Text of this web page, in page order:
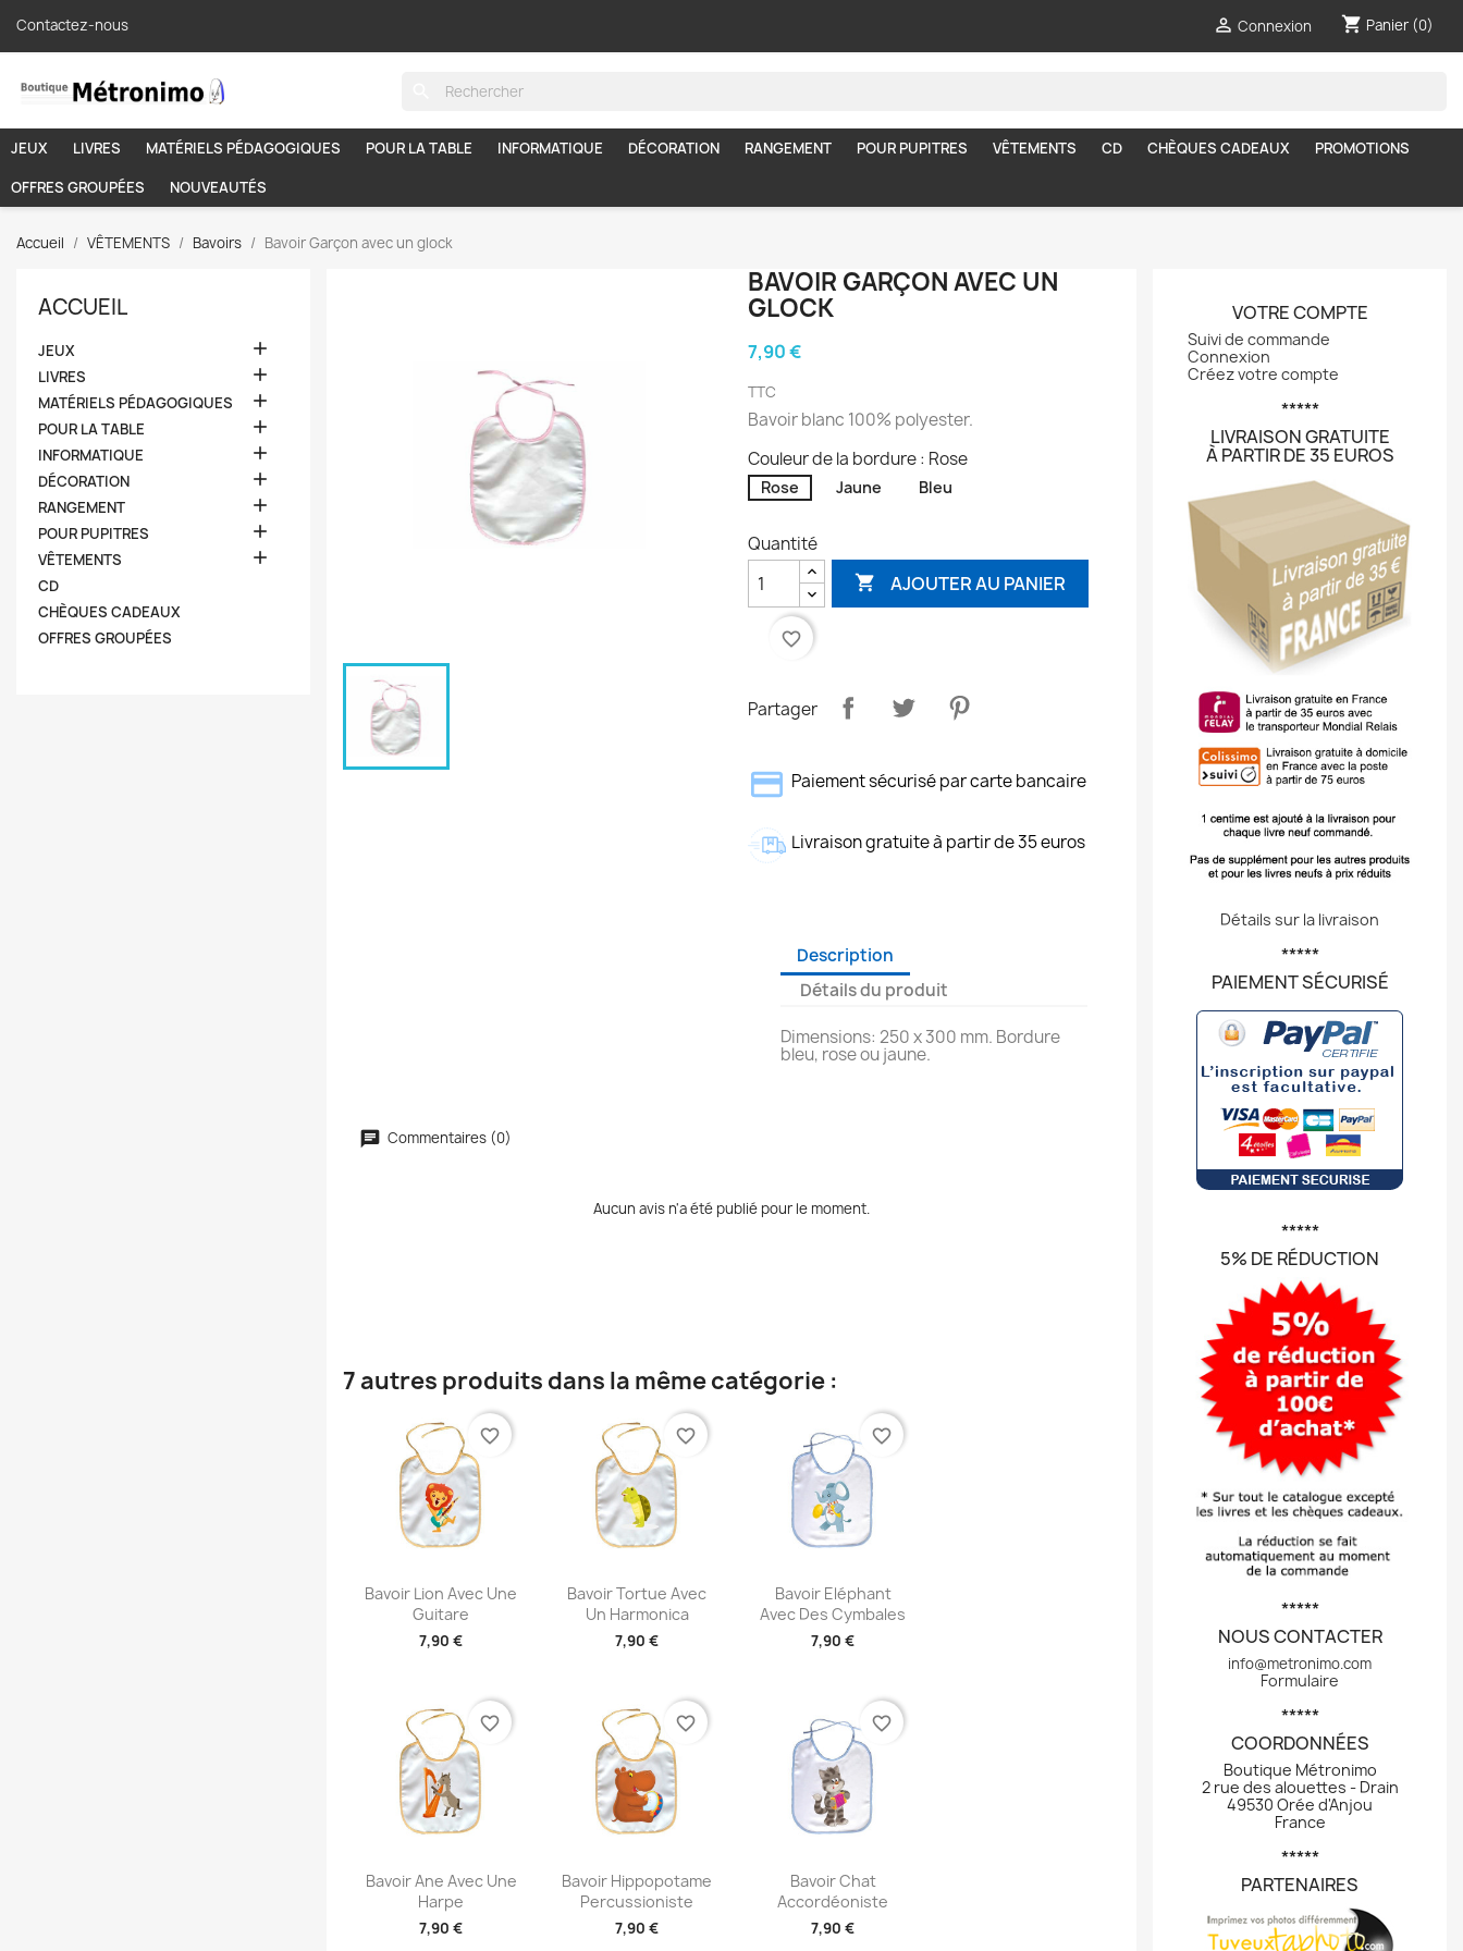
Contactez-nous  Connexion shopping_cart Panier (0)
JEUX LIVRES MATÉRIELS PÉDAGOGIQUES POUR LA TABLE INFORMATIQUE DÉCORATION RANGEMENT POUR PUPITRES VÊTEMENTS CD CHÈQUES CADEAUX
PROMOTIONS
OFFRES GROUPÉES
NOUVEAUTÉS
Accueil VÊTEMENTS Bavoirs Bavoir Garçon avec un glock
ACCUEIL
JEUX 
LIVRES 
MATÉRIELS PÉDAGOGIQUES 
POUR LA TABLE 
INFORMATIQUE 
DÉCORATION 
RANGEMENT 
POUR PUPITRES 
VÊTEMENTS 
CD
CHÈQUES CADEAUX
OFFRES GROUPÉES
BAVOIR GARÇON AVEC UN
GLOCK
7,90 €
TTC
Bavoir blanc 100% polyester.
Couleur de la bordure : Rose
Rose Jaune Bleu
Quantité
 AJOUTER AU PANIER
favorite_border
Partager
Paiement sécurisé par carte bancaire
Livraison gratuite à partir de 35 euros
Description
Détails du produit
Dimensions: 250 x 300 mm. Bordure
bleu, rose ou jaune.
Commentaires (0)
Aucun avis n'a été publié pour le moment.
7 autres produits dans la même catégorie :
Aperçu rapide
Bavoir Lion Avec Une
Guitare
7,90 €
favorite_border
Aperçu rapide
Bavoir Tortue Avec
Un Harmonica
7,90 €
favorite_border
Aperçu rapide
Bavoir Eléphant
Avec Des Cymbales
7,90 €
favorite_border
Aperçu rapide
Bavoir Ane Avec Une
Harpe
7,90 €
favorite_border
Aperçu rapide
Bavoir Hippopotame
Percussioniste
7,90 €
favorite_border
Aperçu rapide
Bavoir Chat
Accordéoniste
7,90 €
favorite_border
VOTRE COMPTE
Suivi de commande
Connexion
Créez votre compte
*****
LIVRAISON GRATUITE
À PARTIR DE 35 EUROS
Détails sur la livraison
*****
PAIEMENT SÉCURISÉ
*****
5% DE RÉDUCTION
*****
NOUS CONTACTER
info@metronimo.com
Formulaire
*****
COORDONNÉES
Boutique Métronimo
2 rue des alouettes - Drain
49530 Orée d'Anjou
France
*****
PARTENAIRES